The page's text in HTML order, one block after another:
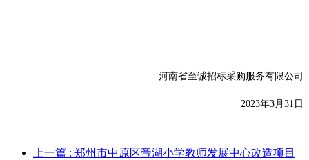
河南省至诚招标采购服务有限公司
2023年3月 31 日
上一篇 : 郑州市中原区帝湖小学教师发展中心改造项目